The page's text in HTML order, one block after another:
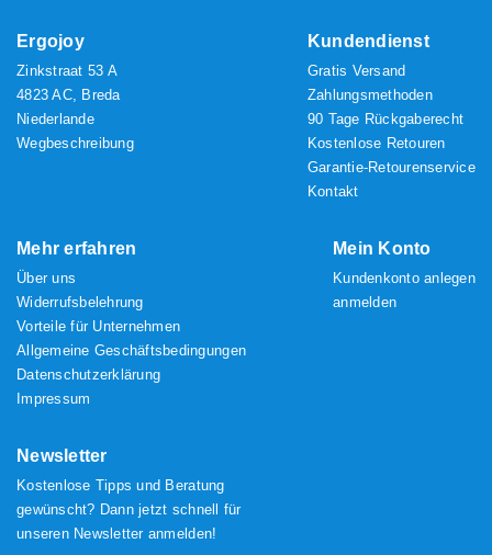
Ergojoy
Zinkstraat 53 A
4823 AC, Breda
Niederlande
Wegbeschreibung
Kundendienst
Gratis Versand
Zahlungsmethoden
90 Tage Rückgaberecht
Kostenlose Retouren
Garantie-Retourenservice
Kontakt
Mehr erfahren
Über uns
Widerrufsbelehrung
Vorteile für Unternehmen
Allgemeine Geschäftsbedingungen
Datenschutzerklärung
Impressum
Mein Konto
Kundenkonto anlegen
anmelden
Newsletter
Kostenlose Tipps und Beratung
gewünscht? Dann jetzt schnell für
unseren Newsletter anmelden!